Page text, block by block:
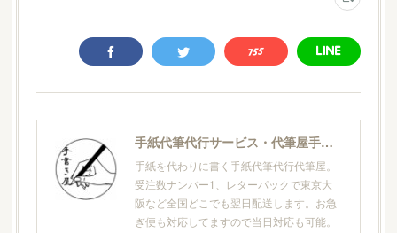
手紙代筆代行サービス・代筆屋手書き屋®
手紙を代わりに書く手紙代筆代行代筆屋。
受注数ナンバー1、レターパックで東京大
阪など全国どこでも翌日配送します。お急
ぎ便も対応してますので当日対応も可能。